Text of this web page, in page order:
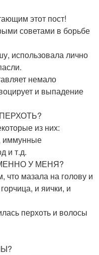
этот пост!
советами в борьбе
использовала лично
немало
и выпадение
из них:
иммунные
и т.д.
У МЕНЯ?
что мазала на голову и
и яички, и
перхоть и волосы